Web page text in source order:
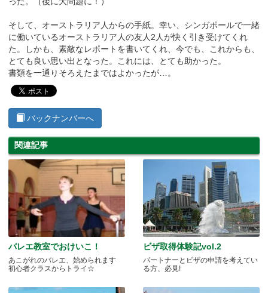
そして、オーストラリア人からの手紙。幸い、シンガポールで一緒
に働いているオーストラリア人の友人2人が快く引き受けてくれ
た。しかも、素敵なレポートを書いてくれ、今でも、これからも、
とても良い思い出となった。これには、とても助かった。
書類を一通りそろえたまではよかったが…。
バックナンバーへ
関連記事
バレエ教室でおけいこ！
あこがれのバレエ、始められます
初心者クラスからトライ☆
ビザ取得体験記vol.2
パートナーとビザの申請を考えてい
る方、必見!